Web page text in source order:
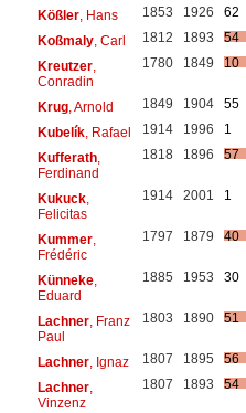
Kößler, Hans 1853 1926
62
Koßmaly, Carl 1812 1893
54
Kreutzer,
Conradin
1780 1849 10
Krug, Arnold 1849 1904
55
Kubelík, Rafael 1914 1996
1
Kufferath,
Ferdinand
1818 1896 57
Kukuck,
Felicitas
1914 2001 1
Kummer,
Frédéric
1797 1879 40
Künneke,
Eduard
1885 1953 30
Lachner, Franz
Paul
1803 1890 51
Lachner, Ignaz 1807 1895
56
Lachner,
Vinzenz
1807 1893 54